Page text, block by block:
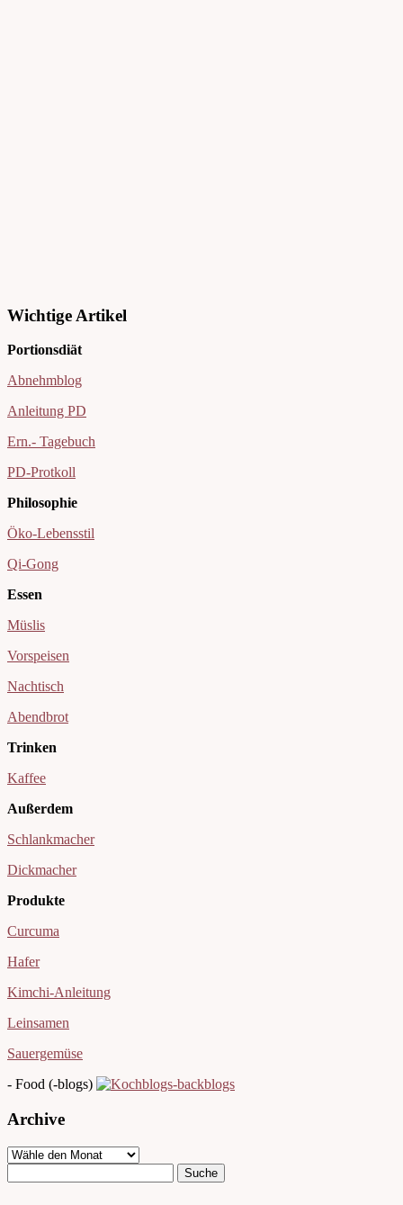
Wichtige Artikel
Portionsdiät
Abnehmblog
Anleitung PD
Ern.- Tagebuch
PD-Protkoll
Philosophie
Öko-Lebensstil
Qi-Gong
Essen
Müslis
Vorspeisen
Nachtisch
Abendbrot
Trinken
Kaffee
Außerdem
Schlankmacher
Dickmacher
Produkte
Curcuma
Hafer
Kimchi-Anleitung
Leinsamen
Sauergemüse
- Food (-blogs)
Archive